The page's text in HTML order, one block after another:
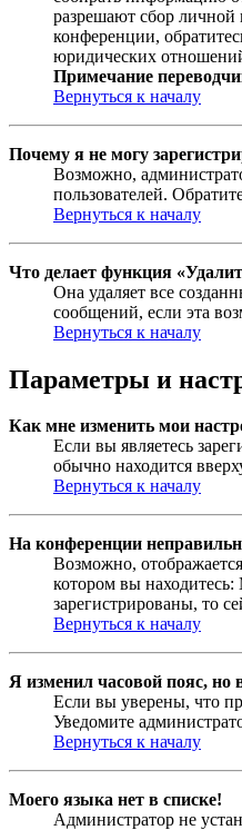
разрешают сбор
конференции,
юридических
Примечание
Вернуться к началу
Почему я не могу
Возможно,
пользователей.
Вернуться к началу
Что делает функция
Она удаляет все
сообщений, если эта
Вернуться к началу
Параметры и
Как мне изменить мои
Если вы являетесь
обычно находится
Вернуться к началу
На конференции
Возможно,
котором вы
зарегистрированы, то
Вернуться к началу
Я изменил часовой пояс, но
Если вы уверены, что
Уведомите
Вернуться к началу
Моего языка нет в списке!
Администратор не